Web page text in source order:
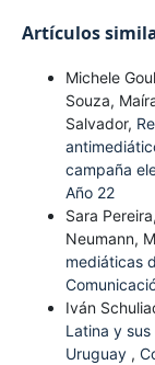
Artículos
Michele
Souza,
Salvador,
campaña
Año 22
Sara
Neumann,
mediáticas
Iván
Latina y
Uruguay ,